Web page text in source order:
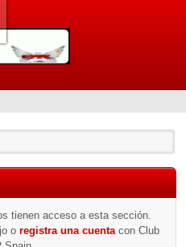
tienen acceso a esta sección.
o registra una cuenta con Club